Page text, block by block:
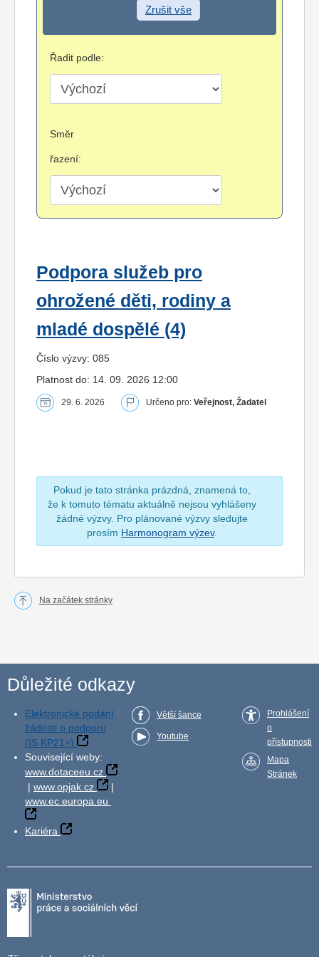
Zrušit vše
Řadit podle:
Směr
řazení:
Podpora služeb pro
ohrožené děti, rodiny a
mladé dospělé (4)
Číslo výzvy: 085
Platnost do: 14. 09. 2026 12:00
29. 6. 2026 Určeno pro: Veřejnost, Žadatel
Pokud je tato stránka prázdná, znamená to,
že k tomuto tématu aktuálně nejsou vyhlášeny
žádné výzvy. Pro plánované výzvy sledujte
prosím Harmonogram výzev.
Na začátek stránky
Důležité odkazy
Elektronické podání
žádosti o podporu
(IS KP21+)
Související weby:
www.dotaceeu.cz
| www.opjak.cz
|
www.ec.europa.eu
Kariéra
Větší šance
Youtube
Prohlášení
o
přístupnosti
Mapa
Stránek